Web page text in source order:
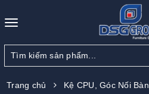
Toggle
Trang chủ Kệ CPU, Góc Nối Bàn